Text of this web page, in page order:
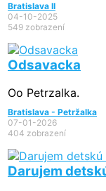
Bratislava II
04-10-2025
549 zobrazení
Odsavacka
Oo Petrzalka.
Bratislava - Petržalka
07-01-2026
404 zobrazení
Darujem